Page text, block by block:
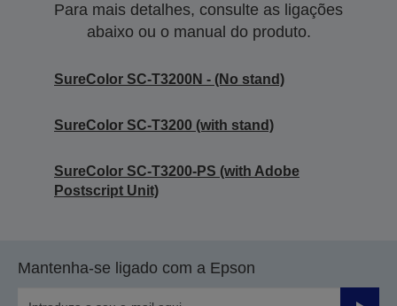
Para mais detalhes, consulte as ligações
abaixo ou o manual do produto.
SureColor SC-T3200N - (No stand)
SureColor SC-T3200 (with stand)
SureColor SC-T3200-PS (with Adobe
Postscript Unit)
Mantenha-se ligado com a Epson